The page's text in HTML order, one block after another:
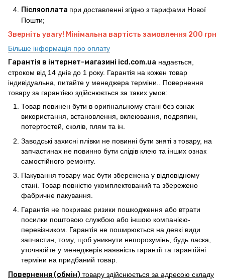
Післяоплата при доставленні згідно з тарифами Нової
Пошти;
Зверніть увагу! Мінімальна вартість замовлення 200 грн
Більше інформація про оплату
Гарантія в інтернет-магазині icd.com.ua надається,
строком від 14 днів до 1 року. Гарантія на кожен товар
індивідуальна, питайте у менеджера терміни.. Повернення
товару за гарантією здійснюється за таких умов:
Товар повинен бути в оригінальному стані без ознак
використання, встановлення, вклеювання, подряпин,
потертостей, сколів, плям та ін.
Заводські захисні плівки не повинні бути зняті з товару, на
запчастинах не повинно бути слідів клею та інших ознак
самостійного ремонту.
Пакування товару має бути збережена у відповідному
стані. Товар повністю укомплектований та збережено
фабричне пакування.
Гарантія не покриває ризики пошкодження або втрати
посилки поштовою службою або іншою компанією-
перевізником. Гарантія не поширюється на деякі види
запчастин, тому, щоб уникнути непорозумінь, будь ласка,
уточнюйте у менеджерів наявність гарантії та гарантійні
терміни на придбаний товар.
Повернення (обмін) товару здійснюється за адресою складу